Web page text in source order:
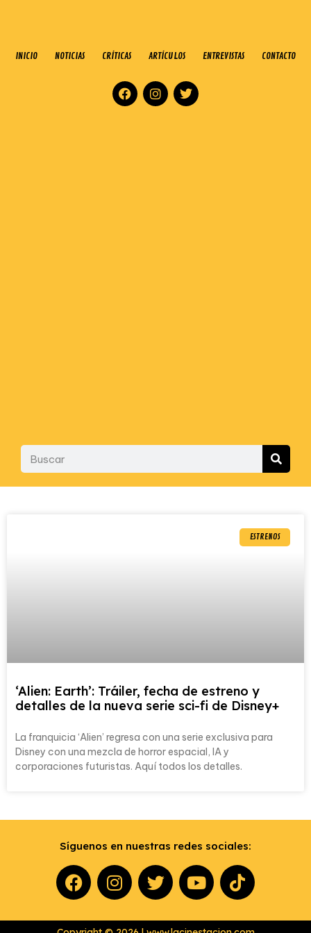
INICIO NOTICIAS CRÍTICAS ARTÍCULOS ENTREVISTAS CONTACTO
ESTRENOS
‘Alien: Earth’: Tráiler, fecha de estreno y
detalles de la nueva serie sci-fi de Disney+
La franquicia ‘Alien’ regresa con una serie exclusiva para
Disney con una mezcla de horror espacial, IA y
corporaciones futuristas. Aquí todos los detalles.
Síguenos en nuestras redes sociales: